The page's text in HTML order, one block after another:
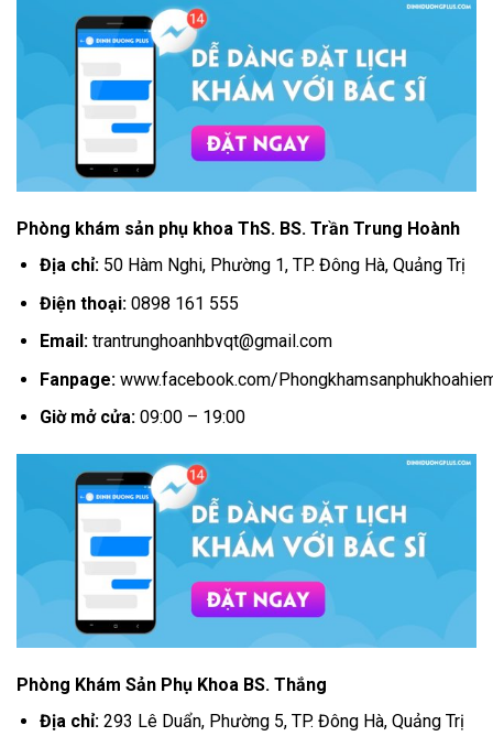
Phòng khám sản phụ khoa ThS. BS. Trần Trung Hoành
Địa chỉ: 50 Hàm Nghi, Phường 1, TP. Đông Hà, Quảng Trị
Điện thoại: 0898 161 555
Email: trantrunghoanhbvqt@gmail.com
Fanpage: www.facebook.com/
Giờ mở cửa: 09:00 – 19:00
Phòng Khám Sản Phụ Khoa BS. Thắng
Địa chỉ: 293 Lê Duẩn, Phường 5, TP. Đông Hà, Quảng Trị